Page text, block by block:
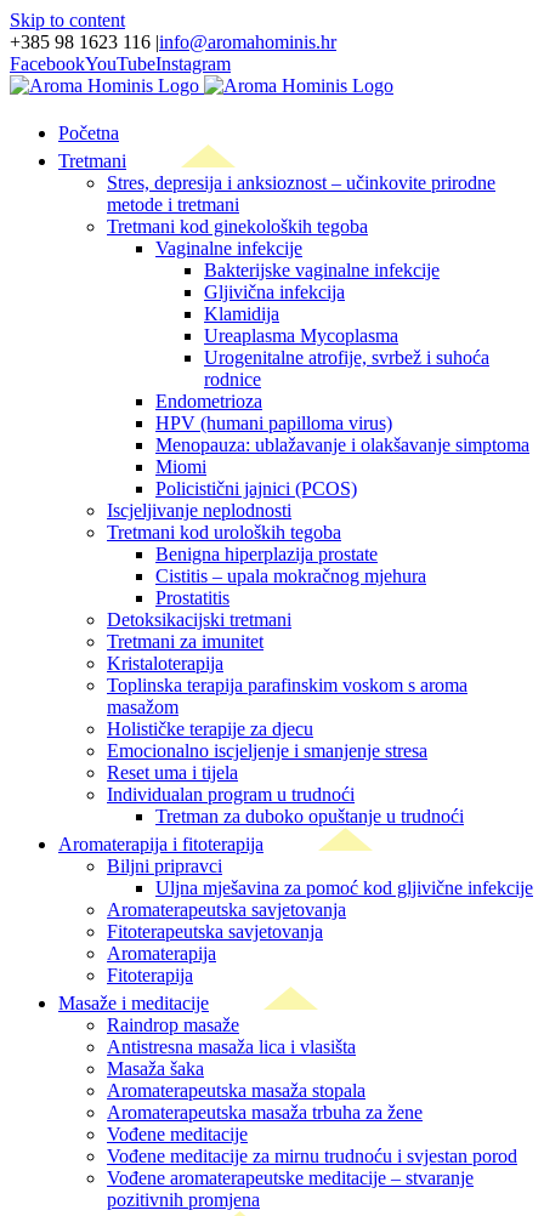
Skip to content
+385 98 1623 116 |info@aromahominis.hr
FacebookYouTubeInstagram
Početna
Tretmani
Stres, depresija i anksioznost – učinkovite prirodne
metode i tretmani
Tretmani kod ginekoloških tegoba
Vaginalne infekcije
Bakterijske vaginalne infekcije
Gljivična infekcija
Klamidija
Ureaplasma Mycoplasma
Urogenitalne atrofije, svrbež i suhoća
rodnice
Endometrioza
HPV (humani papilloma virus)
Menopauza: ublažavanje i olakšavanje simptoma
Miomi
Policistični jajnici (PCOS)
Iscjeljivanje neplodnosti
Tretmani kod uroloških tegoba
Benigna hiperplazija prostate
Cistitis – upala mokračnog mjehura
Prostatitis
Detoksikacijski tretmani
Tretmani za imunitet
Kristaloterapija
Toplinska terapija parafinskim voskom s aroma
masažom
Holističke terapije za djecu
Emocionalno iscjeljenje i smanjenje stresa
Reset uma i tijela
Individualan program u trudnoći
Tretman za duboko opuštanje u trudnoći
Aromaterapija i fitoterapija
Biljni pripravci
Uljna mješavina za pomoć kod gljivične infekcije
Aromaterapeutska savjetovanja
Fitoterapeutska savjetovanja
Aromaterapija
Fitoterapija
Masaže i meditacije
Raindrop masaže
Antistresna masaža lica i vlasišta
Masaža šaka
Aromaterapeutska masaža stopala
Aromaterapeutska masaža trbuha za žene
Vođene meditacije
Vođene meditacije za mirnu trudnoću i svjestan porod
Vođene aromaterapeutske meditacije – stvaranje
pozitivnih promjena